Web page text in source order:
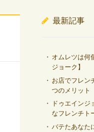
最新記事
オムレツは何
ジョーク】
お店でフレン
つのメリット
ドゥエインジ
なフレンチト
バテたあなた